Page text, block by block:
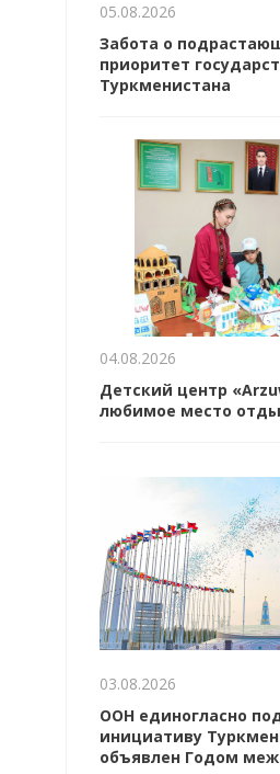
05.08.2026
Забота о
приоритет
Туркменистана
04.08.2026
Детский центр
любимое место
03.08.2026
ООН единогласно
инициативу
объявлен Годом